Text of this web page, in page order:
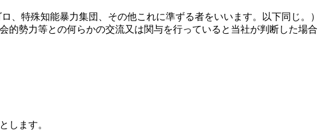
特殊知能暴力集団、その他これに準ずる者をいいます。以下同じ。）
勢力等との何らかの交流又は関与を行っていると当社が判断した場合
します。